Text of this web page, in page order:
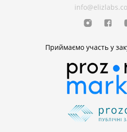
Приймаємо участь у